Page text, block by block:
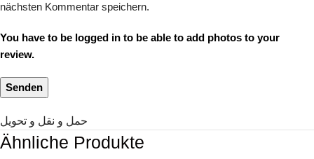
nächsten Kommentar speichern.
You have to be logged in to be able to add photos to your
review.
حمل و نقل و تحویل
Ähnliche Produkte